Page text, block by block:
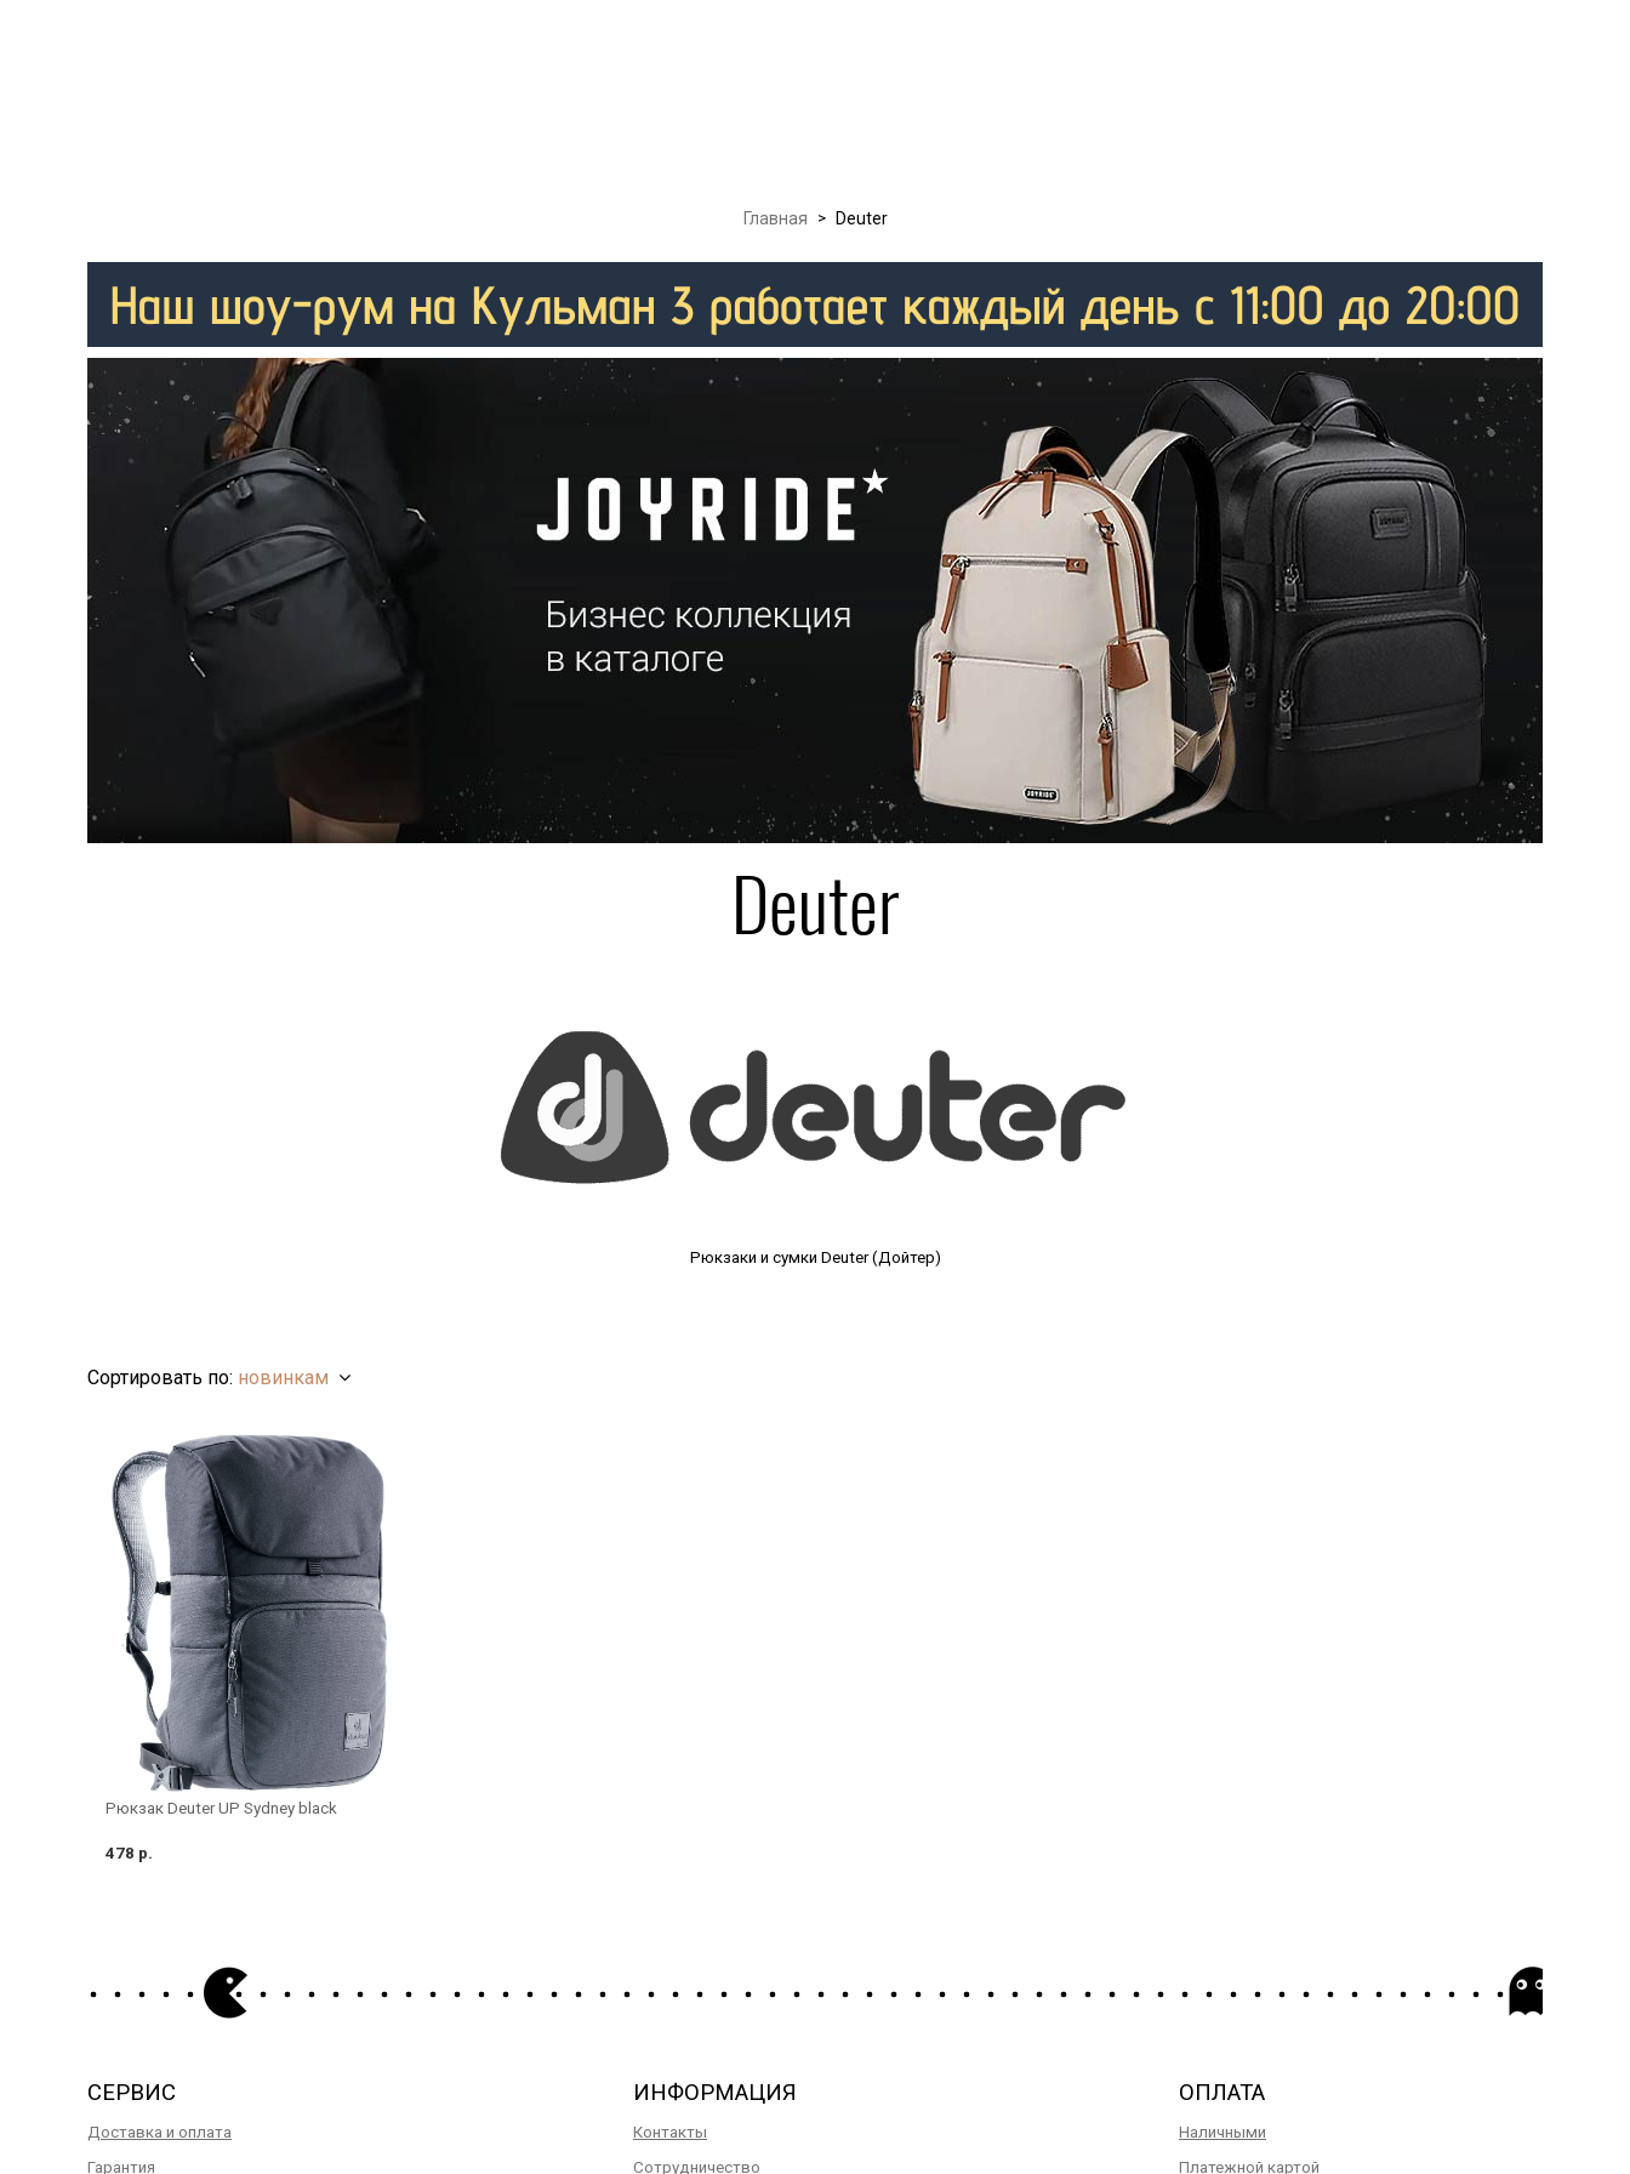
Главная > Deuter
Deuter
Рюкзаки и сумки Deuter (Дойтер)
Сортировать по: новинкам
Рюкзак Deuter UP Sydney black
478 р.
СЕРВИС
Доставка и оплата
Гарантия
ИНФОРМАЦИЯ
Контакты
Сотрудничество
ОПЛАТА
Наличными
Платежной картой